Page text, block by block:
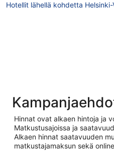
Hotellit lähellä kohdetta
Hinnat ovat alkaen hintoja ja
Matkustusajoissa ja
Alkaen hinnat saatavuuden
matkustajamaksun sekä